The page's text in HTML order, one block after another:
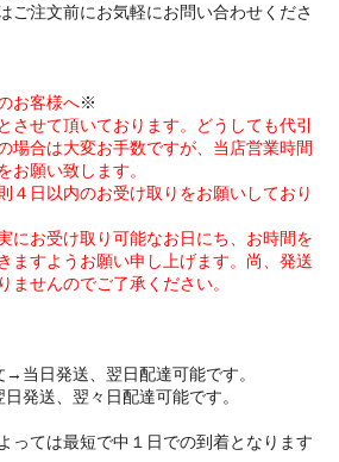
ご注文前にお気軽にお問い合わせくださ
お客様へ※
させて頂いております。どうしても代引
場合は大変お手数ですが、当店営業時間
お願い致します。
４日以内のお受け取りをお願いしており
にお受け取り可能なお日にち、お時間を
ますようお願い申し上げます。尚、発送
ませんのでご了承ください。
当日発送、翌日配達可能です。
発送、翌々日配達可能です。
っては最短で中１日での到着となります